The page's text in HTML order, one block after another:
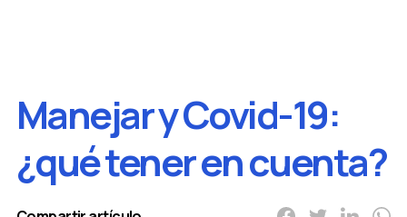
Manejar y Covid-19:
¿qué tener en cuenta?